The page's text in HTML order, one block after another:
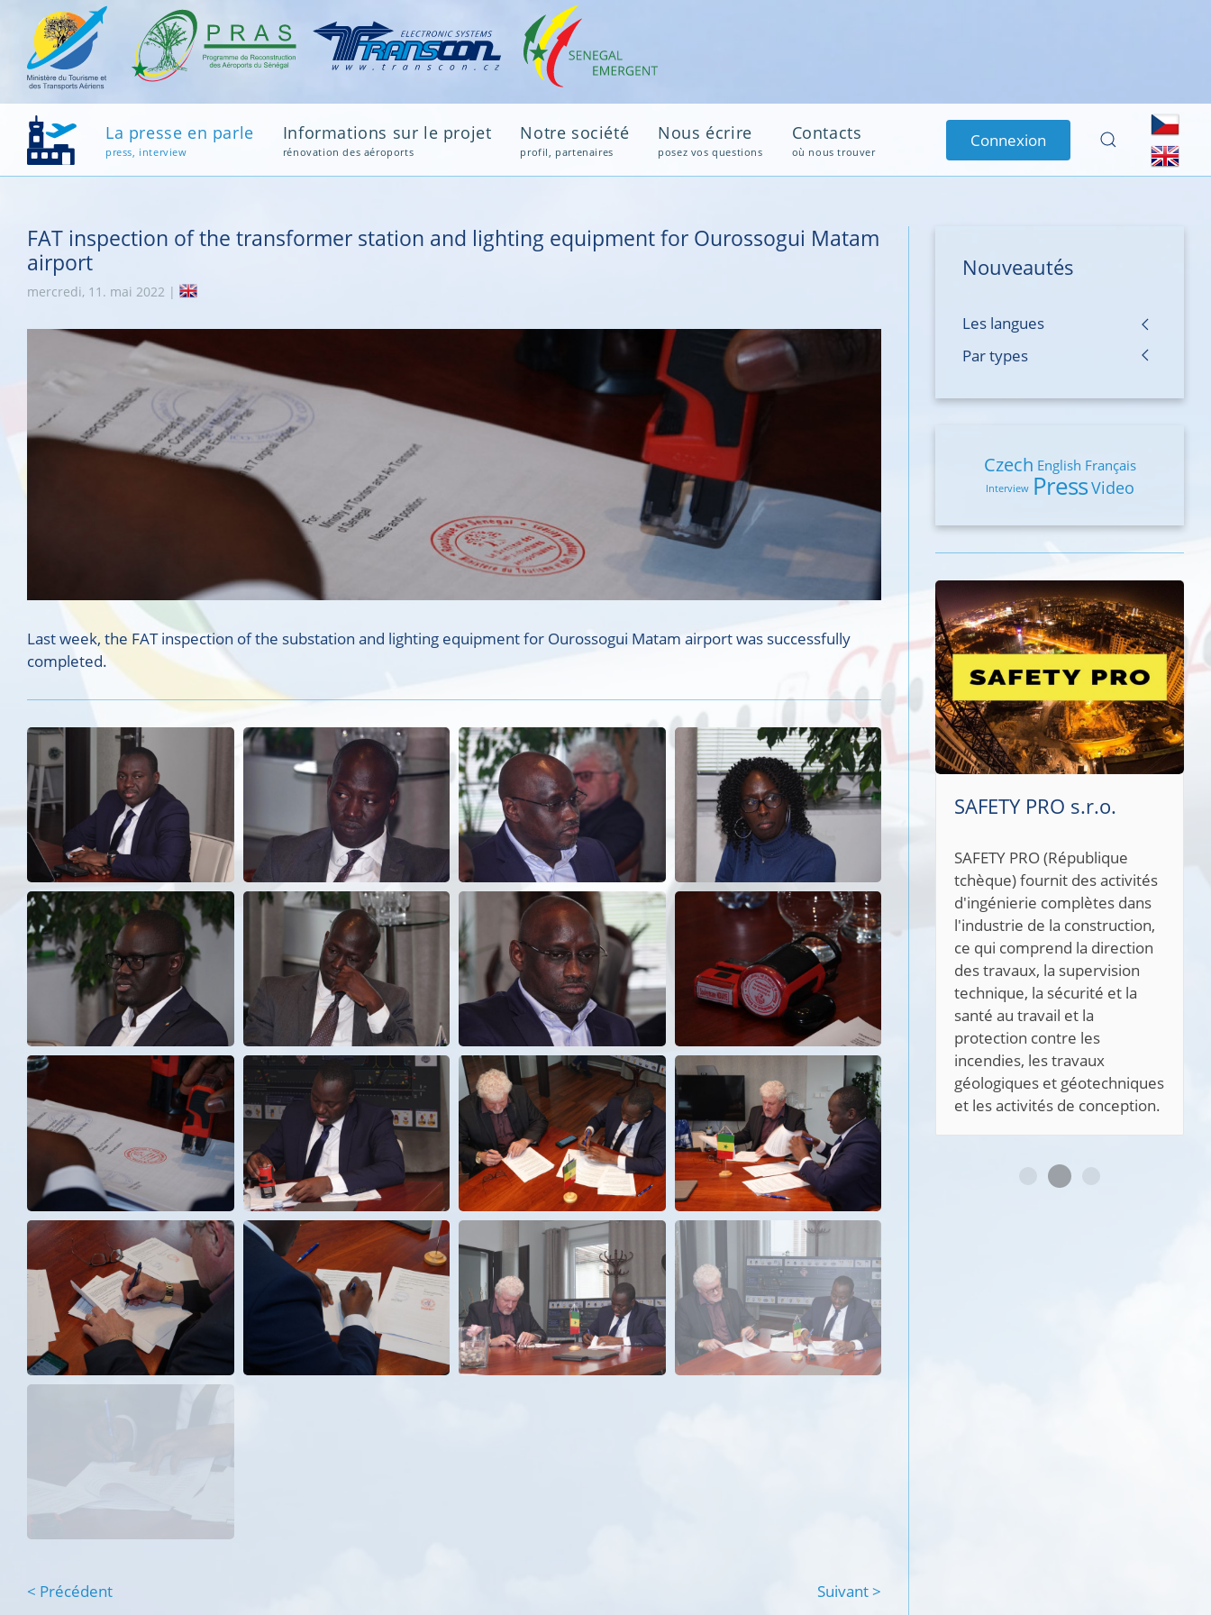
La presse en parle
press, interview
Informations sur le projet
rénovation des aéroports
Notre société
profil, partenaires
Nous écrire
posez vos questions
Contacts
où nous trouver
Connexion
FAT inspection of the transformer station and lighting equipment for Ourossogui Matam
airport
mercredi, 11. mai 2022 |
Last week, the FAT inspection of the substation and lighting equipment for Ourossogui Matam airport was successfully
completed.
< Précédent Suivant >
Nouveautés
Les langues
Par types
Czech English Français
Interview PressVideo
SAFETY PRO s.r.o.
SAFETY PRO (République
tchèque) fournit des activités
d'ingénierie complètes dans
l'industrie de la construction,
ce qui comprend la direction
des travaux, la supervision
technique, la sécurité et la
santé au travail et la
protection contre les
incendies, les travaux
géologiques et géotechniques
et les activités de conception.